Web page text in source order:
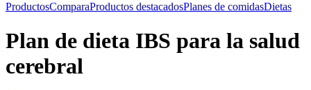
ProductosComparaProductos destacadosPlanes de comidasDietas
Plan de dieta IBS para la salud
cerebral